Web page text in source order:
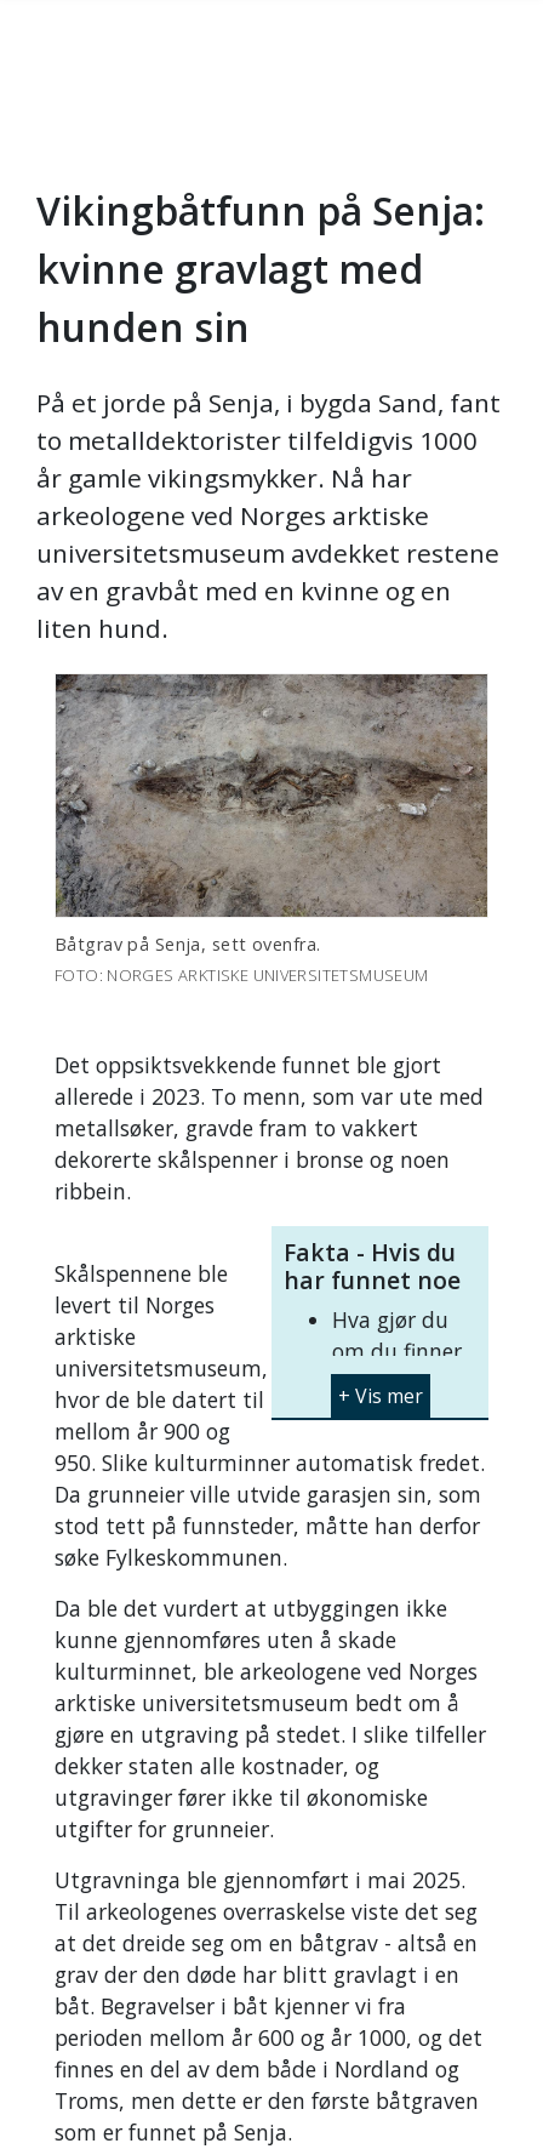
Gå til hovedinnhold
Vikingbåtfunn på Senja:
kvinne gravlagt med
hunden sin
På et jorde på Senja, i bygda Sand, fant
to metalldektorister tilfeldigvis 1000
år gamle vikingsmykker. Nå har
arkeologene ved Norges arktiske
universitetsmuseum avdekket restene
av en gravbåt med en kvinne og en
liten hund.
Båtgrav på Senja, sett ovenfra.
FOTO: NORGES ARKTISKE UNIVERSITETSMUSEUM
Det oppsiktsvekkende funnet ble gjort
allerede i 2023. To menn, som var ute med
metallsøker, gravde fram to vakkert
dekorerte skålspenner i bronse og noen
ribbein.
Fakta - Hvis du
har funnet noe
Hva gjør du
om du finner
noe
gammelt? Les Jeg
noe.
Hva gjør jeg
om jeg vil
metalldetektor? Les
Privat bruk av
metallsøker.
Hvor kan jeg
lære mer om
båtgraveskikker
i Nord-
Båt i grav og
grav i båt.
Skålspennene ble
levert til Norges
arktiske
universitetsmuseum,
hvor de ble datert til
mellom år 900 og
950. Slike kulturminner automatisk fredet.
Da grunneier ville utvide garasjen sin, som
stod tett på funnsteder, måtte han derfor
søke Fylkeskommunen.
Da ble det vurdert at utbyggingen ikke
kunne gjennomføres uten å skade
kulturminnet, ble arkeologene ved Norges
arktiske universitetsmuseum bedt om å
gjøre en utgraving på stedet. I slike tilfeller
dekker staten alle kostnader, og
utgravinger fører ikke til økonomiske
utgifter for grunneier.
Utgravninga ble gjennomført i mai 2025.
Til arkeologenes overraskelse viste det seg
at det dreide seg om en båtgrav - altså en
grav der den døde har blitt gravlagt i en
båt. Begravelser i båt kjenner vi fra
perioden mellom år 600 og år 1000, og det
finnes en del av dem både i Nordland og
Troms, men dette er den første båtgraven
som er funnet på Senja.